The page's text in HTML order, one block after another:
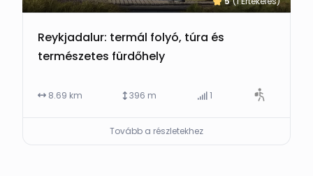
Reykjadalur: termál folyó, túra és
természetes fürdőhely
8.69 km 396 m 1
Tovább a részletekhez